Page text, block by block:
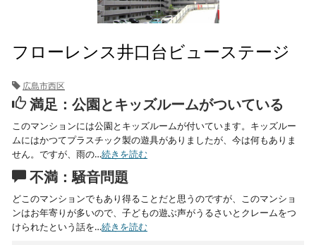
フローレンス井口台ビューステージ
広島市西区
満足：公園とキッズルームがついている
このマンションには公園とキッズルームが付いています。キッズルー
ムにはかつてプラスチック製の遊具がありましたが、今は何もありま
せん。ですが、雨の…続きを読む
不満：騒音問題
どこのマンションでもあり得ることだと思うのですが、このマンショ
ンはお年寄りが多いので、子どもの遊ぶ声がうるさいとクレームをつ
けられたという話を…続きを読む